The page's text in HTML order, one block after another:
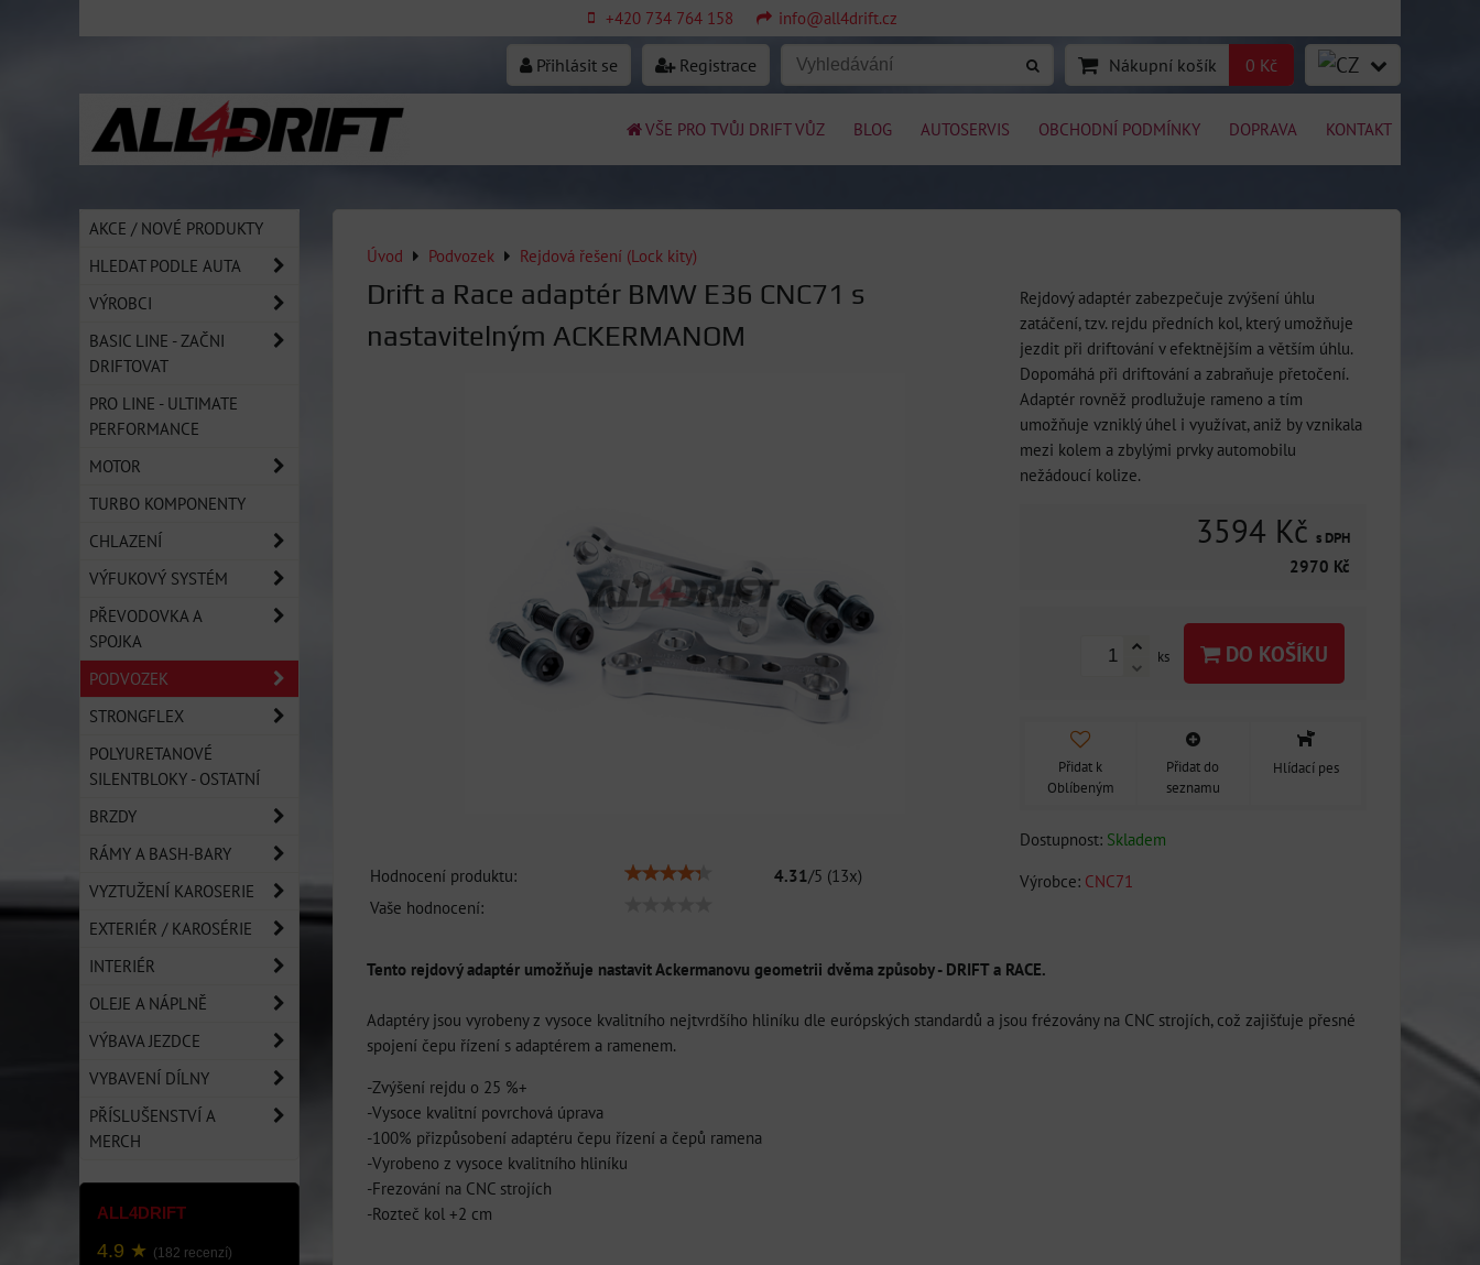
+420 734 764 158 info@all4drift.cz
Přihlásit se Registrace Nákupní košík 0 Kč
VŠE PRO TVŮJ DRIFT VŮZ BLOG AUTOSERVIS OBCHODNÍ PODMÍNKY DOPRAVA KONTAKT
Úvod Podvozek Rejdová řešení (Lock kity)
Drift a Race adaptér BMW E36 CNC71 s
nastavitelným ACKERMANOM
Hodnocení produktu: 4.31/5 (13x)
Vaše hodnocení:
Rejdový adaptér zabezpečuje zvýšení úhlu
zatáčení, tzv. rejdu předních kol, který umožňuje
jezdit při driftování v efektnějším a větším úhlu.
Dopomáhá při driftování a zabraňuje přetočení.
Adaptér rovněž prodlužuje rameno a tím
umožňuje vzniklý úhel i využívat, aniž by vznikala
mezi kolem a zbylými prvky automobilu
nežádoucí kolize.
3594 Kč s DPH
2970 Kč
ks DO KOŠÍKU
Přidat k
Oblíbeným
Přidat do
seznamu
Hlídací pes
Dostupnost: Skladem
Výrobce: CNC71
Tento rejdový adaptér umožňuje nastavit Ackermanovu geometrii dvěma způsoby - DRIFT a RACE.
Adaptéry jsou vyrobeny z vysoce kvalitního nejtvrdšího hliníku dle európských standardů a jsou frézovány na CNC strojích, což zajišťuje přesné
spojení čepu řízení s adaptérem a ramenem.
-Zvýšení rejdu o 25 %+
-Vysoce kvalitní povrchová úprava
-100% přizpůsobení adaptéru čepu řízení a čepů ramena
-Vyrobeno z vysoce kvalitního hliníku
-Frezování na CNC strojích
-Rozteč kol +2 cm
AKCE / NOVÉ PRODUKTY
HLEDAT PODLE AUTA
VÝROBCI
BASIC LINE - ZAČNI
DRIFTOVAT
PRO LINE - ULTIMATE
PERFORMANCE
MOTOR
TURBO KOMPONENTY
CHLAZENÍ
VÝFUKOVÝ SYSTÉM
PŘEVODOVKA A
SPOJKA
PODVOZEK
STRONGFLEX
POLYURETANOVÉ
SILENTBLOKY - OSTATNÍ
BRZDY
RÁMY A BASH-BARY
VYZTUŽENÍ KAROSERIE
EXTERIÉR / KAROSÉRIE
INTERIÉR
OLEJE A NÁPLNĚ
VÝBAVA JEZDCE
VYBAVENÍ DÍLNY
PŘÍSLUŠENSTVÍ A
MERCH
ALL4DRIFT
4.9 ★ (182 recenzí)